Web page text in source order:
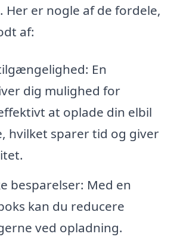
Her er nogle af de fordele,
af:
En
dig mulighed for
at oplade din elbil
hvilket sparer tid og giver
besparelser: Med en
kan du reducere
ved opladning.